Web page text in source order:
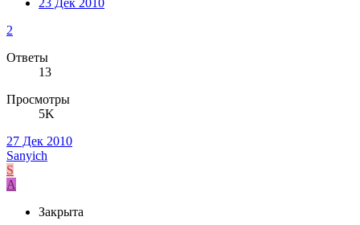
23 Дек 2010
2
Ответы
13
Просмотры
5K
27 Дек 2010
Sanyich
S
A
Закрыта